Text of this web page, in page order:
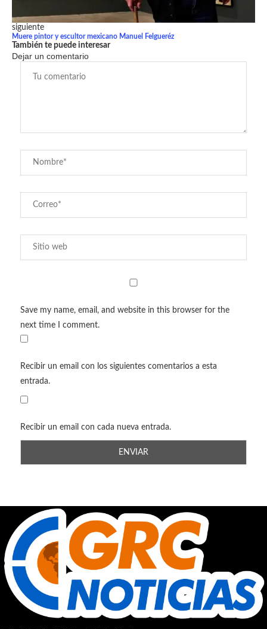
siguiente
Muere pintor y escultor mexicano Manuel Felgueréz
También te puede interesar
Dejar un comentario
Save my name, email, and website in this browser for the
next time I comment.
Recibir un email con los siguientes comentarios a esta
entrada.
Recibir un email con cada nueva entrada.